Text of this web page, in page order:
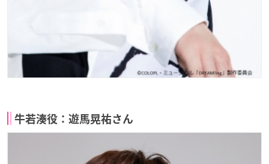
牛若湊役：遊馬晃祐さん